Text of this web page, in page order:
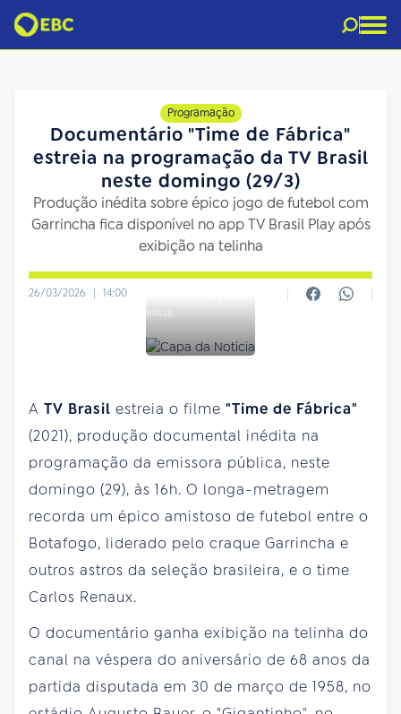
Programação
Documentário "Time de Fábrica"
estreia na programação da TV Brasil
neste domingo (29/3)
Produção inédita sobre épico jogo de futebol com
Garrincha fica disponível no app TV Brasil Play após
exibição na telinha
26/03/2026 | 14:00
BRASIL
A TV Brasil estreia o filme "Time de Fábrica"
(2021), produção documental inédita na
programação da emissora pública, neste
domingo (29), às 16h. O longa-metragem
recorda um épico amistoso de futebol entre o
Botafogo, liderado pelo craque Garrincha e
outros astros da seleção brasileira, e o time
Carlos Renaux.
O documentário ganha exibição na telinha do
canal na véspera do aniversário de 68 anos da
partida disputada em 30 de março de 1958, no